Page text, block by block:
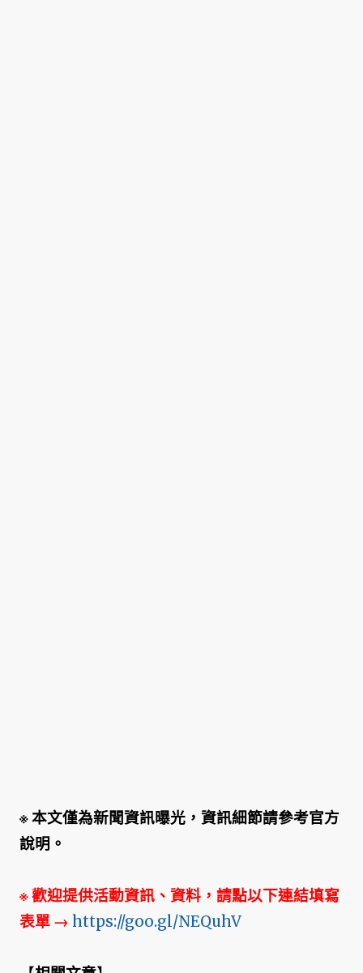
※ 本文僅為新聞資訊曝光，資訊細節請參考官方
說明。
※ 歡迎提供活動資訊、資料，請點以下連結填寫
表單 → https://goo.gl/NEQuhV